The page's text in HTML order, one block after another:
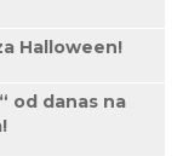
Halloween!
od danas na